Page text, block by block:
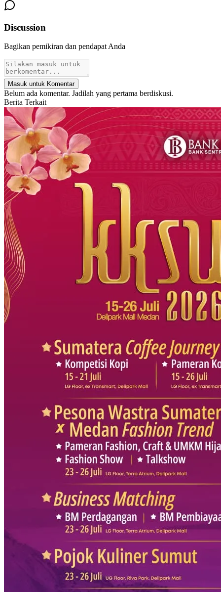
Discussion
Bagikan pemikiran dan pendapat Anda
Masuk untuk Komentar
Belum ada komentar. Jadilah yang pertama berdiskusi.
Berita Terkait